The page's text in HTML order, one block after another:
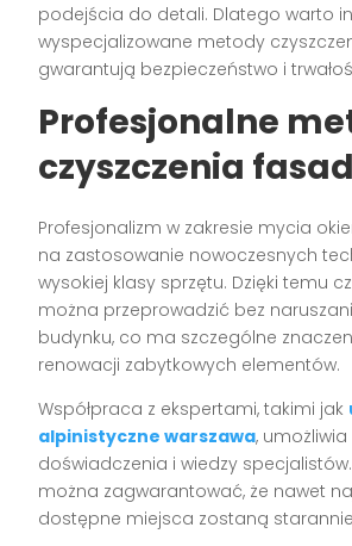
podejścia do detali. Dlatego warto
wyspecjalizowane metody
gwarantują bezpieczeństwo i
Profesjonalne
czyszczenia
Profesjonalizm w zakresie mycia
na zastosowanie nowoczesnych
wysokiej klasy sprzętu. Dzięki temu
można przeprowadzić bez
budynku, co ma szczególne
renowacji zabytkowych elementów.
Współpraca z ekspertami, takimi jak
alpinistyczne warszawa,
doświadczenia i wiedzy
można zagwarantować, że nawet
dostępne miejsca zostaną